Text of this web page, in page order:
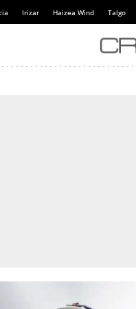
Irizar Haizea Wind Talgo